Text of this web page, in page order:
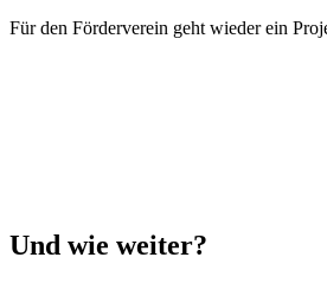
Für den Förderverein geht wieder ein
Und wie weiter?